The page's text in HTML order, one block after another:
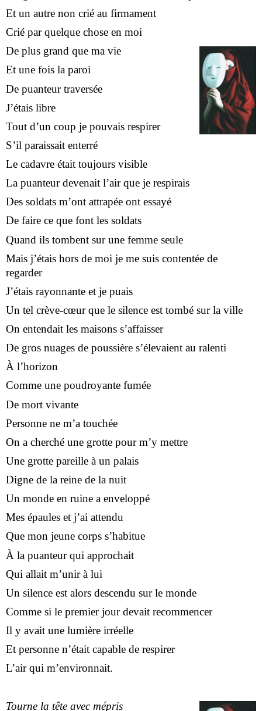
Et un autre non crié au firmament
Crié par quelque chose en moi
De plus grand que ma vie
Et une fois la paroi
De puanteur traversée
J’étais libre
Tout d’un coup je pouvais respirer
S’il paraissait enterré
Le cadavre était toujours visible
La puanteur devenait l’air que je respirais
Des soldats m’ont attrapée ont essayé
De faire ce que font les soldats
Quand ils tombent sur une femme seule
Mais j’étais hors de moi je me suis contentée de
regarder
J’étais rayonnante et je puais
Un tel crève-cœur que le silence est tombé sur la ville
On entendait les maisons s’affaisser
De gros nuages de poussière s’élevaient au ralenti
À l’horizon
Comme une poudroyante fumée
De mort vivante
Personne ne m’a touchée
On a cherché une grotte pour m’y mettre
Une grotte pareille à un palais
Digne de la reine de la nuit
Un monde en ruine a enveloppé
Mes épaules et j’ai attendu
Que mon jeune corps s’habitue
À la puanteur qui approchait
Qui allait m’unir à lui
Un silence est alors descendu sur le monde
Comme si le premier jour devait recommencer
Il y avait une lumière irréelle
Et personne n’était capable de respirer
L’air qui m’environnait.
Tourne la tête avec mépris